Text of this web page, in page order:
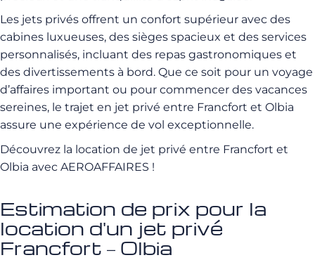
Les jets privés offrent un confort supérieur avec des
cabines luxueuses, des sièges spacieux et des services
personnalisés, incluant des repas gastronomiques et
des divertissements à bord. Que ce soit pour un voyage
d’affaires important ou pour commencer des vacances
sereines, le trajet en jet privé entre Francfort et Olbia
assure une expérience de vol exceptionnelle.
Découvrez la location de jet privé entre Francfort et
Olbia avec AEROAFFAIRES !
Estimation de prix pour la
location d'un jet privé
Francfort – Olbia